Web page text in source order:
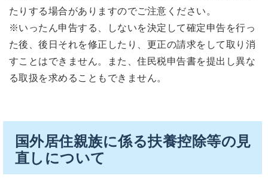
たりする場合がありますのでご注意ください。
※いったん申告する、しないを決定して確定申告を行っ
た後、後日それを修正したり、更正の請求をして取り消
すことはできません。また、住民税申告書を提出し異な
る取扱を求めることもできません。
国外居住親族に係る扶養控除等の見
直しについて